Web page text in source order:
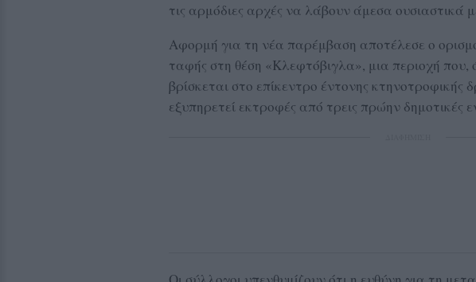
τις αρμόδιες αρχές να λάβουν άμεσα ουσιαστικά
Αφορμή για τη νέα παρέμβαση αποτέλεσε ο
ταφής στη θέση «Κλεφτόβιγλα», μια περιοχή που,
βρίσκεται στο επίκεντρο έντονης κτηνοτροφικής
εξυπηρετεί εκτροφές από τρεις πρώην δημοτικές